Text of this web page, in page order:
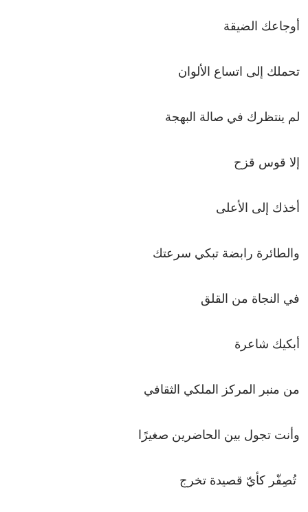
أوجاعك الضيقة
تحملك إلى اتساع الألوان
لم ينتظرك في صالة البهجة
إلا قوس قزح
أخذك إلى الأعلى
والطائرة رابضة تبكي سرعتك
في النجاة من القلق
أبكيك شاعرة
من منبر المركز الملكي الثقافي
وأنت تجول بين الحاضرين صغيرًا
تُصِفّر كأيّ قصيدة تخرج